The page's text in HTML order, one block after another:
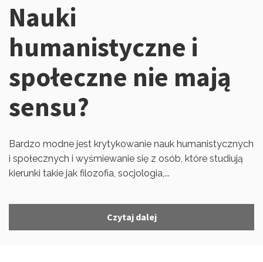
Nauki
humanistyczne i
społeczne nie mają
sensu?
Bardzo modne jest krytykowanie nauk humanistycznych
i społecznych i wyśmiewanie się z osób, które studiują
kierunki takie jak filozofia, socjologia,...
Czytaj dalej